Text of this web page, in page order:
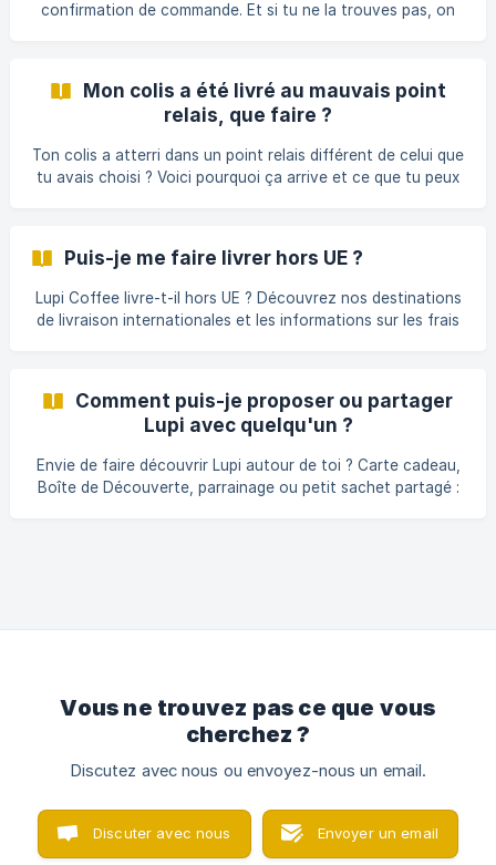
confirmation de commande. Et si tu ne la trouves pas, on
Mon colis a été livré au mauvais point
relais, que faire ?
Ton colis a atterri dans un point relais différent de celui que
tu avais choisi ? Voici pourquoi ça arrive et ce que tu peux
Puis-je me faire livrer hors UE ?
Lupi Coffee livre-t-il hors UE ? Découvrez nos destinations
de livraison internationales et les informations sur les frais
Comment puis-je proposer ou partager
Lupi avec quelqu'un ?
Envie de faire découvrir Lupi autour de toi ? Carte cadeau,
Boîte de Découverte, parrainage ou petit sachet partagé :
Vous ne trouvez pas ce que vous
cherchez ?
Discutez avec nous ou envoyez-nous un email.
Discuter avec nous Envoyer un email